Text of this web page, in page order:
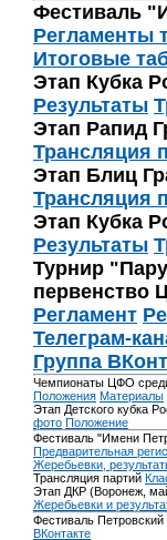
Фестиваль
Регламенты
Итоговые
Этап Кубка
Результаты
Этап Рапид
Трансляция
Этап Блиц
Трансляция
Этап Кубка
Результаты
Турнир
первенство
Регламент
Телеграм-
Группа
Чемпионаты ЦФО
Положения Материалы
Этап Детского кубка
фото Положение
Фестиваль "Имени
Предварительная
Жеребьевки,
Трансляция партий
Этап ДКР (Воронеж,
Жеребьевки и
Фестиваль
ВКонтакте